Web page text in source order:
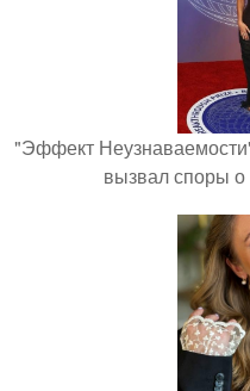
"Эффект
вызвал споры о